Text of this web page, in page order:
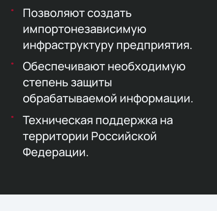
Позволяют создать
импортонезависимую
инфраструктуру предприятия.
Обеспечивают необходимую
степень защиты
обрабатываемой информации.
Техническая поддержка на
территории Российской
Федерации.